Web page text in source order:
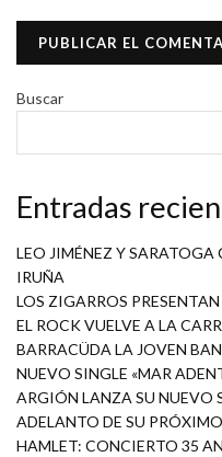
Buscar
Entradas
LEO JIMÉNEZ Y
IRUÑA
LOS ZIGARROS
EL ROCK VUELVE A LA
BARRACÜDA LA JOVEN
NUEVO SINGLE «MAR
ARGIÓN LANZA SU NUEVO
ADELANTO DE SU
HAMLET: CONCIERTO 35